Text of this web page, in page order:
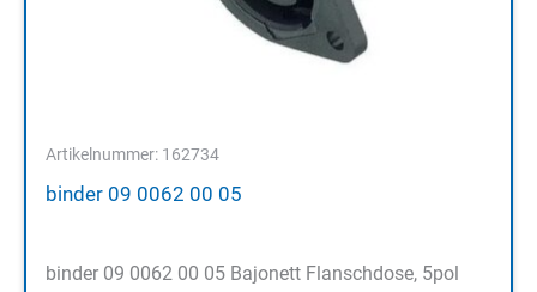
Artikelnummer: 162734
binder 09 0062 00 05
binder 09 0062 00 05 Bajonett Flanschdose, 5pol